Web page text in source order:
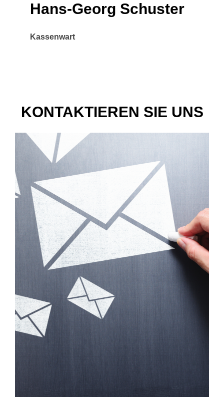
Hans-Georg Schuster
Kassenwart
KONTAKTIEREN SIE UNS